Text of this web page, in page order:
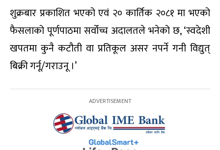
शुक्रबार प्रकाशित भएको एवं २० कार्तिक २०८१ मा भएको
फैसलाको पूर्णपाठमा सर्वोच्च अदालतले भनेको छ, ‘स्वदेशी
खपतमा कुनै कटौती वा प्रतिकूल असर नपर्ने गनी विद्युत्
बिक्री गर्नू/गराउनू ।’